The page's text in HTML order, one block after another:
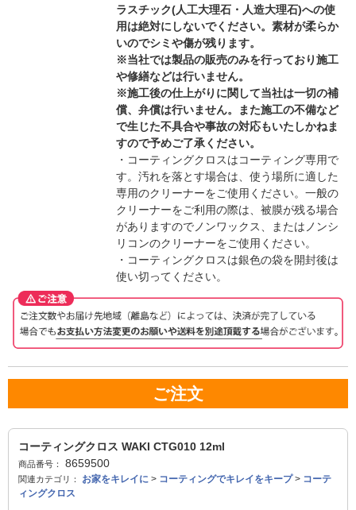
ラスチック(人工大理石・人造大理石)への使
用は絶対にしないでください。素材が柔らか
いのでシミや傷が残ります。
※当社では製品の販売のみを行っており施工
や修繕などは行いません。
※施工後の仕上がりに関して当社は一切の補
償、弁償は行いません。また施工の不備など
で生じた不具合や事故の対応もいたしかねま
すので予めご了承ください。
・コーティングクロスはコーティング専用で
す。汚れを落とす場合は、使う場所に適した
専用のクリーナーをご使用ください。一般の
クリーナーをご利用の際は、被膜が残る場合
がありますのでノンワックス、またはノンシ
リコンのクリーナーをご使用ください。
・コーティングクロスは銀色の袋を開封後は
使い切ってください。
ご注文
コーティングクロス WAKI CTG010 12ml
商品番号： 8659500
関連カテゴリ： お家をキレイに > コーティングでキレイをキープ> コーテ
ィングクロス